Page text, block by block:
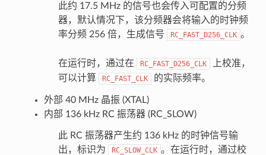
此约 17.5 MHz 的信号也会传入可配置的分频
器，默认情况下，该分频器会将输入的时钟频
率分频 256 倍，生成信号
RC_FAST_D256_CLK 。
在运行时，通过在 RC_FAST_D256_CLK
上校准，
可以计算
RC_FAST_CLK 的实际频率。
外部 40 MHz 晶振 (XTAL)
内部 136 kHz RC 振荡器 (RC_SLOW)
此 RC 振荡器产生约 136 kHz 的时钟信号输
出，标识为
RC_SLOW_CLK 。在运行时，通过校